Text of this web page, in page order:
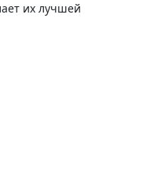
их лучшей